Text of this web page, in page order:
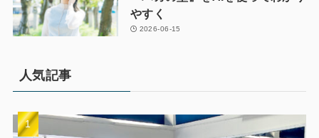
やすく
2026-06-15
人気記事